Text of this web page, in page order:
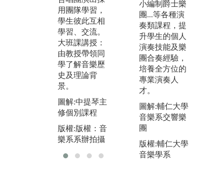
用團隊學習，
學生彼此互相
學習、交流。
大班課講授：
由教授帶領同
學了解音樂歷
史及理論背
景。
圖解:中提琴主
修個別課程
版權:版權：音
樂系系辦拍攝
圖解:室內樂合
奏演出
版權:版權：音
樂系系辦拍攝
小編制爵士樂
團...等各種演
奏類課程，提
升學生的個人
演奏技能及樂
團合奏經驗，
培養全方位的
專業演奏人
才。
圖解:輔仁大學
音樂系交響樂
團
版權:輔仁大學
音樂學系